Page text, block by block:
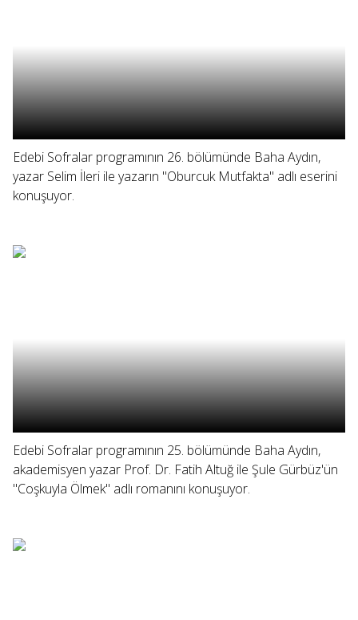
Edebi Sofralar programının 26. bölümünde Baha Aydın,
yazar Selim İleri ile yazarın "Oburcuk Mutfakta" adlı eserini
konuşuyor.
Edebi Sofralar programının 25. bölümünde Baha Aydın,
akademisyen yazar Prof. Dr. Fatih Altuğ ile Şule Gürbüz'ün
"Coşkuyla Ölmek" adlı romanını konuşuyor.